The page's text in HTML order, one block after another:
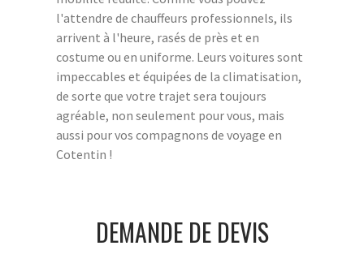
l'attendre de chauffeurs professionnels, ils
arrivent à l'heure, rasés de près et en
costume ou en uniforme. Leurs voitures sont
impeccables et équipées de la climatisation,
de sorte que votre trajet sera toujours
agréable, non seulement pour vous, mais
aussi pour vos compagnons de voyage en
Cotentin !
DEMANDE DE DEVIS